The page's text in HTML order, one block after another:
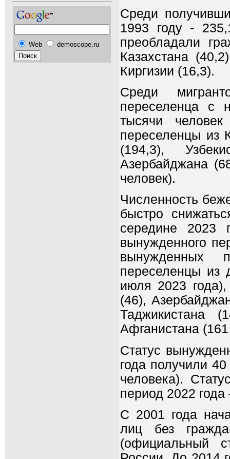
Web demoscope.ru
Среди
1993 году -
преобладали
Казахстана
Киргизии (16,3).
Среди
переселенца с
тысячи
переселенцы из
(194,3),
Азербайджана
человек).
Численность
быстро
середине 2023
вынужденного
вынужденных
переселенцы из
июля 2023
(46),
Таджикистана
Афганистана
Статус
года получили
человека).
период 2022 года
С 2001 года
лиц без
(официальный